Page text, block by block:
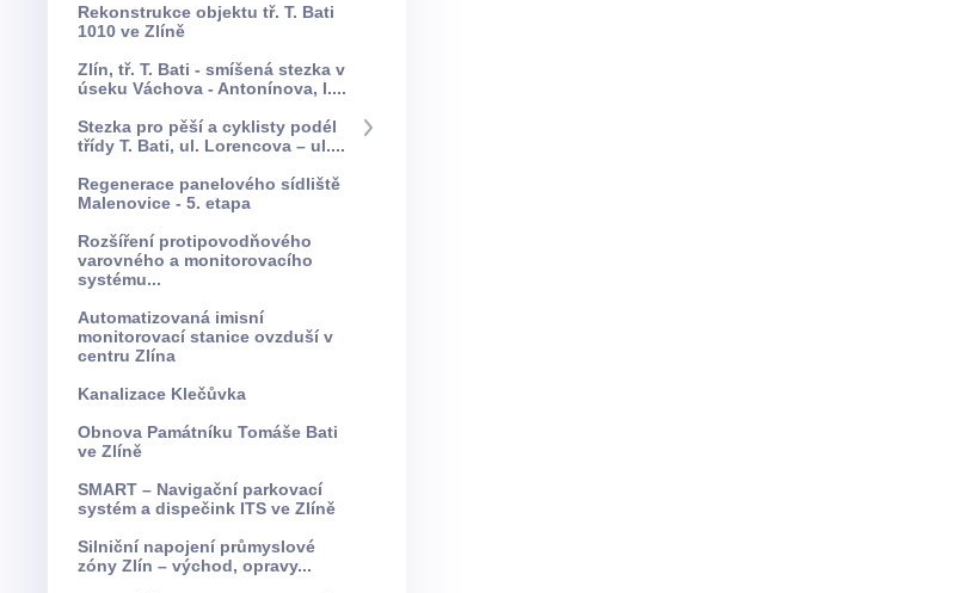
Rekonstrukce objektu tř. T. Bati
1010 ve Zlíně
Zlín, tř. T. Bati - smíšená stezka v
úseku Váchova - Antonínova, I....
Stezka pro pěší a cyklisty podél
třídy T. Bati, ul. Lorencova – ul....
Regenerace panelového sídliště
Malenovice - 5. etapa
Rozšíření protipovodňového
varovného a monitorovacího
systému...
Automatizovaná imisní
monitorovací stanice ovzduší v
centru Zlína
Kanalizace Klečůvka
Obnova Památníku Tomáše Bati
ve Zlíně
SMART – Navigační parkovací
systém a dispečink ITS ve Zlíně
Silniční napojení průmyslové
zóny Zlín – východ, opravy...